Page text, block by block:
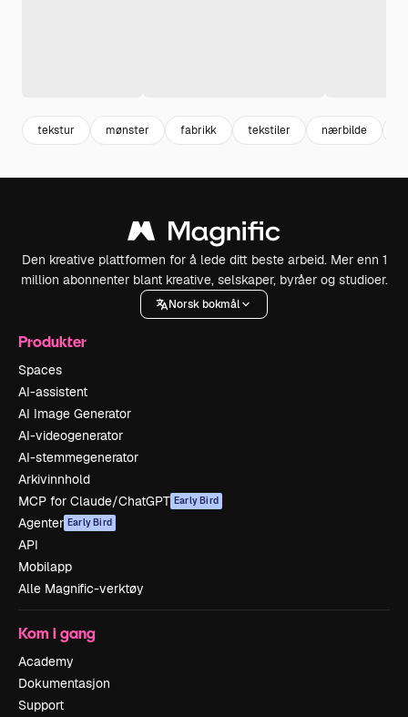
tekstur mønster fabrikk tekstiler nærbilde
Den kreative plattformen for å lede ditt beste arbeid. Mer enn 1
million abonnenter blant kreative, selskaper, byråer og studioer.
Norsk bokmål
Produkter
Spaces
AI-assistent
AI Image Generator
AI-videogenerator
AI-stemmegenerator
Arkivinnhold
MCP for Claude/ChatGPT Early Bird
Agenter Early Bird
API
Mobilapp
Alle Magnific-verktøy
Kom i gang
Academy
Dokumentasjon
Support